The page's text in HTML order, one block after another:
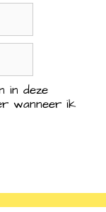
in deze
wanneer ik